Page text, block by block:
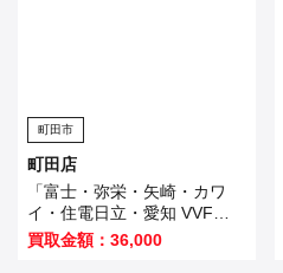
町田市
町田店
「富士・弥栄・矢崎・カワ
イ・住電日立・愛知 VVFケ
ーブル 3芯×1.6mm 黒・白・
赤」×3巻買い取りました！
買取金額：36,000